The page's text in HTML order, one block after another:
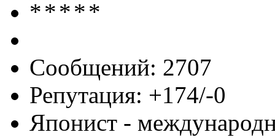
Сообщений: 2707
Репутация: +174/-0
Японист -